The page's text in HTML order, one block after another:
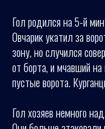
Гол родился на 5-й
Овчарик укатил за
зону, но случился
от борта, и мчавший на
пустые ворота.
Гол хозяев немного